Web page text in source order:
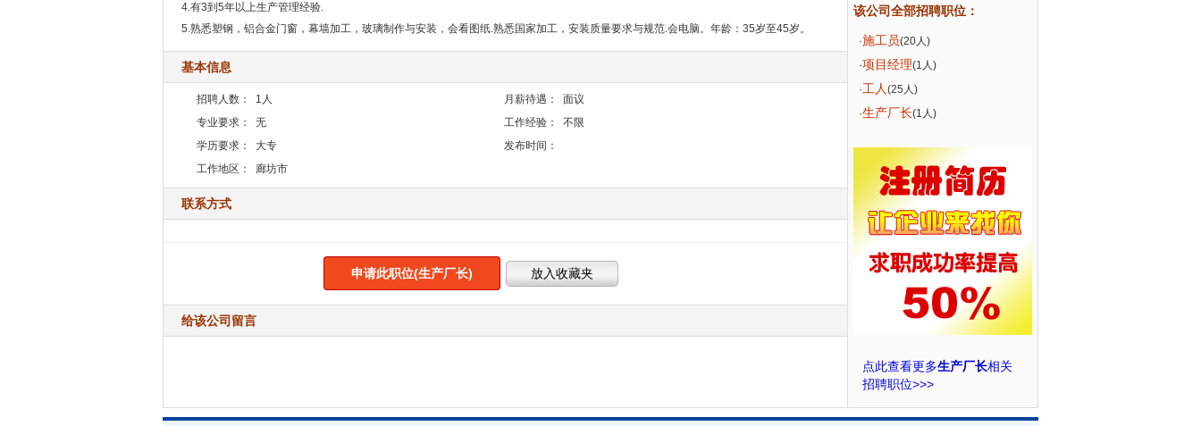
4.有3到5年以上生产管理经验.
5.熟悉塑钢，铝合金门窗，幕墙加工，玻璃制作与安装，会看图纸.熟悉国家加工，安装质量要求与规范.会电脑。年龄：35岁至45岁。
基本信息
招聘人数： 1人 月薪待遇：
面议
专业要求：
无 工作经验：
不限
学历要求：
大专
发布时间：
工作地区：
廊坊市
联系方式
申请此职位(生产厂长)
给该公司留言
该公司全部招聘职位：
·施工员(20人)
·项目经理(1人)
·工人 (25人)
·生产厂长(1人)
点此查看更多生产厂长相关
招聘职位>>>